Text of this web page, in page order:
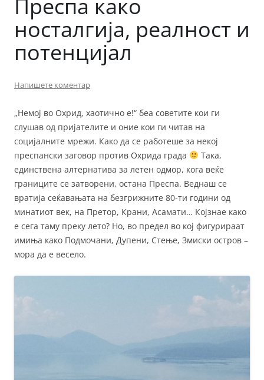
Преспа како
носталгија, реалност и
потенцијал
Напишете коментар
„Немој во Охрид, хаотично е!“ беа советите кои ги
слушав од пријателите и оние кои ги читав на
социјалните мрежи. Како да се работеше за некој
преспански заговор против Охрида града
Така,
единствена алтернатива за летен одмор, кога веќе
границите се затворени, остана Преспа. Веднаш се
вратија сеќавањата на безгрижните 80-ти години од
минатиот век, на Претор, Крани, Асамати… Којзнае како
е сега таму преку лето? Но, во предел во кој фигурираат
имиња како Подмочани, Дупени, Стење, Змиски остров –
мора да е весело.